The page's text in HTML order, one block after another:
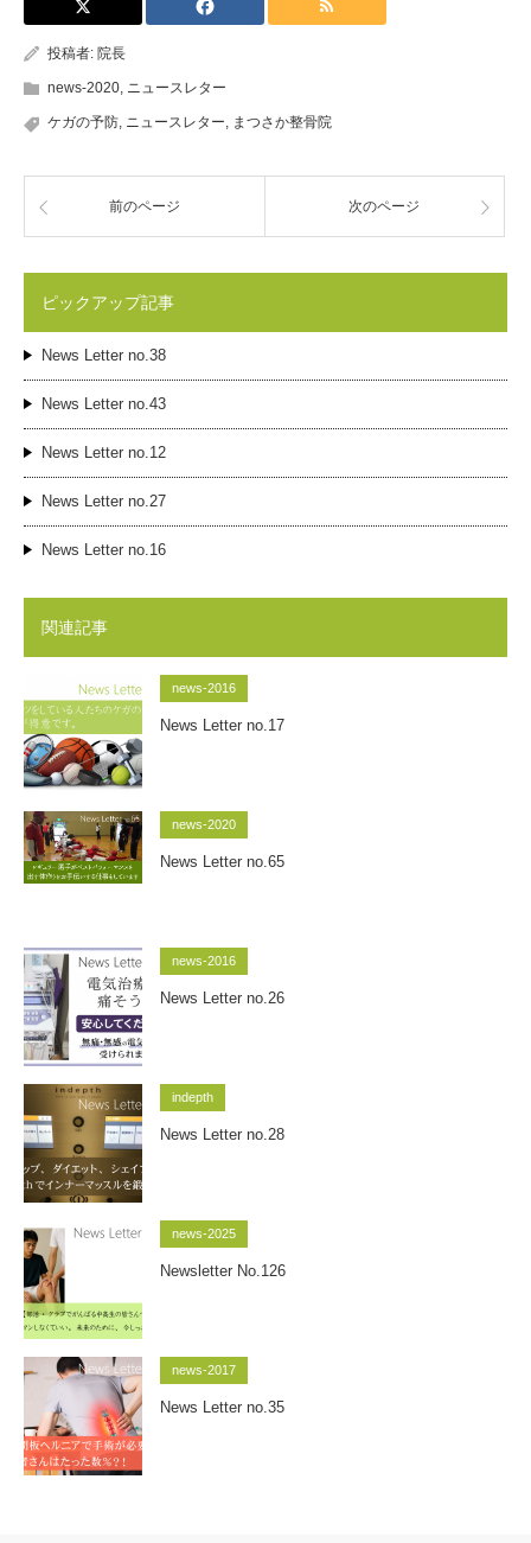
投稿者: 院長
news-2020, ニュースレター
ケガの予防, ニュースレター, まつさか整骨院
前のページ 次のページ
ピックアップ記事
News Letter no.38
News Letter no.43
News Letter no.12
News Letter no.27
News Letter no.16
関連記事
news-2016
News Letter no.17
news-2020
News Letter no.65
news-2016
News Letter no.26
indepth
News Letter no.28
news-2025
Newsletter No.126
news-2017
News Letter no.35